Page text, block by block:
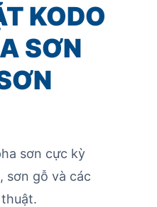
KODO
SƠN
sơn cực kỳ
sơn gỗ và các